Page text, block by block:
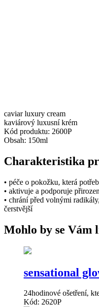
caviar luxury cream
kaviárový luxusní krém
Kód produktu: 2600P
Obsah: 150ml
Charakteristika
• péče o pokožku, která
• aktivuje a podporuje
• chrání před volnými
čerstvější
Mohlo by se
sensational
24hodinové ošetření,
Kód: 2620P